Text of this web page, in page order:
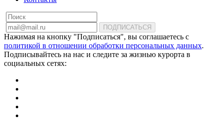
ПОДПИСАТЬСЯ
Нажимая на кнопку "Подписаться", вы соглашаетесь с
политикой в отношении обработки персональных данных.
Подписывайтесь на нас и следите за жизнью курорта в
социальных сетях: